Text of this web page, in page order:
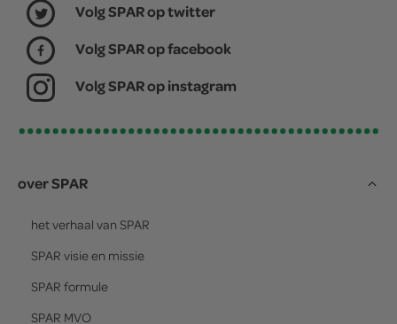
Volg SPAR op twitter
Volg SPAR op facebook
Volg SPAR op instagram
over SPAR
het verhaal van SPAR
SPAR visie en missie
SPAR formule
SPAR MVO